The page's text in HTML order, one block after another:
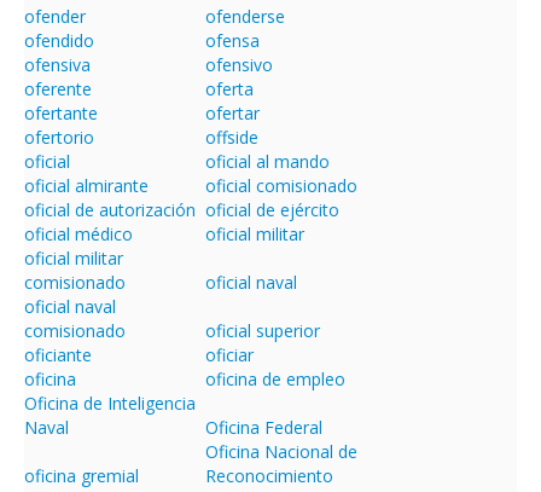
ofender
ofenderse
ofendido
ofensa
ofensiva
ofensivo
oferente
oferta
ofertante
ofertar
ofertorio
offside
oficial
oficial al mando
oficial almirante
oficial comisionado
oficial de autorización oficial de ejército
oficial médico
oficial militar
oficial militar
comisionado
oficial naval
oficial naval
comisionado
oficial superior
oficiante
oficiar
oficina
oficina de empleo
Oficina de Inteligencia
Naval
Oficina Federal
oficina gremial
Oficina Nacional de
Reconocimiento